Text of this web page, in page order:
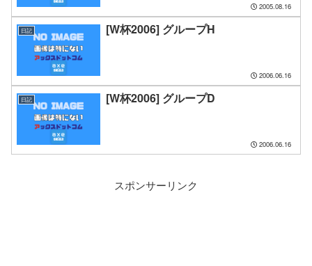
2005.08.16
日記 [W杯2006] グループH
2006.06.16
日記 [W杯2006] グループD
2006.06.16
スポンサーリンク